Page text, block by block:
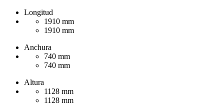
Longitud
1910 mm
1910 mm
Anchura
740 mm
740 mm
Altura
1128 mm
1128 mm